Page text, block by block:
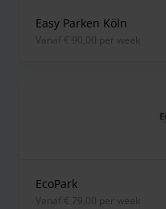
Easy Parken Köln
vanaf € 90,00 per week
EcoPark
vanaf € 79,00 per week